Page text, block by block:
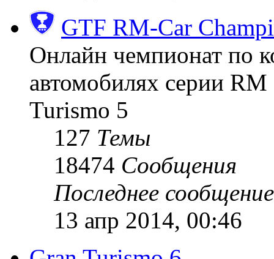
GTF RM-Car
Онлайн чемпионат по
автомобилях серии
Turismo 5
127 Темы
18474 Сообщения
Последнее сообщение
13 апр 2014, 00:46